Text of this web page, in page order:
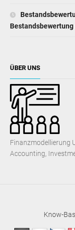
ÜBER UNS
Finanzmodellierung
Accounting,
Know-